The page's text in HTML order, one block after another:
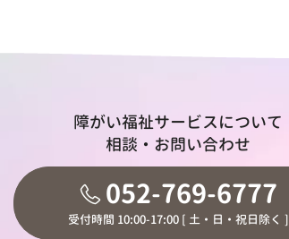
障がい福祉サービスについて
相談・お問い合わせ
052-769-6777
受付時間 10:00-17:00 [ 土・日・祝日除く ]